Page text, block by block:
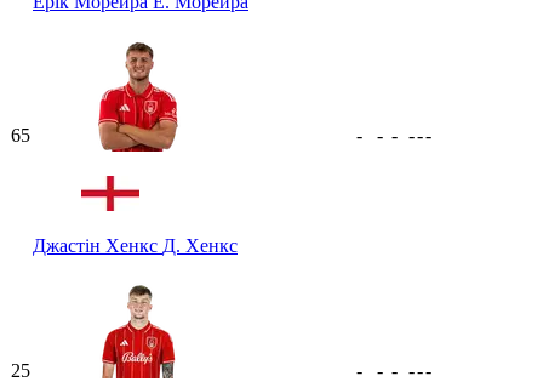
65
Джастін Хенкс Д. Хенкс
- - - ---
25 - - - ---